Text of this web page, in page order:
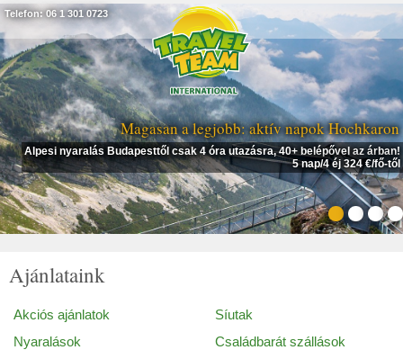
Magasan a legjobb: aktív napok Hochkaron
Alpesi nyaralás Budapesttől csak 4 óra utazásra, 40+ belépővel az árban!
5 nap/4 éj 324 €/fő-től
Telefon: 06 1 301 0723
Ajánlataink
Akciós ajánlatok
Síutak
Nyaralások
Családbarát szállások